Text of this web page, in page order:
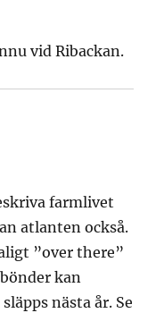
vid Ribackan.
farmlivet
atlanten också.
”over there”
kan
nästa år. Se